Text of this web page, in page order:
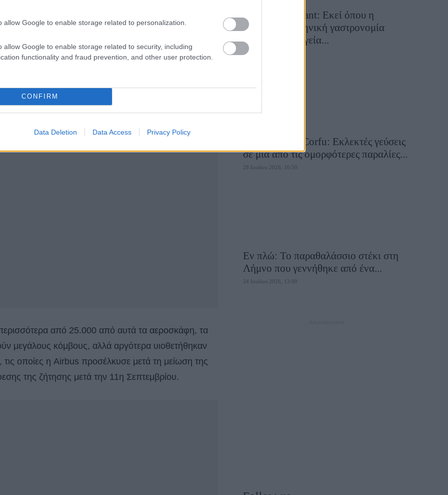
allow Google to enable storage related to personalization.
allow Google to enable storage related to security, including
functionality and fraud prevention, and other user protection.
CONFIRM
Data Deletion Data Access Privacy Policy
για σχολιασμό των δεδομένων, τα οποία
αεροσκαφών Rob Morris.
αποτελούν τα πιο σημαντικά αεροσκάφη της
χρόνια, καθώς η οικονομική ανάπτυξη, με
νέους ταξιδιώτες της μεσαίας τάξης στους αιθέρες.
από 25.000 από αυτά τα αεροσκάφη, τα
μεγάλους κόμβους, αλλά αργότερα υιοθετήθηκαν
οποίες η Airbus προσέλκυσε μετά τη μείωση της
της ζήτησης μετά την 11η Σεπτεμβρίου.
Cavos Restaurant: Εκεί όπου η
αυθεντική ελληνική γαστρονομία
συναντά τη μαγεία...
28 Ιουλίου 2026, 10:58
Aiolia Avlaki Corfu: Εκλεκτές γεύσεις
σε μία από τις ομορφότερες παραλίες...
28 Ιουλίου 2026, 10:50
Εν πλώ: Το παραθαλάσσιο στέκι στη
Λήμνο που γεννήθηκε από ένα...
24 Ιουλίου 2026, 13:00